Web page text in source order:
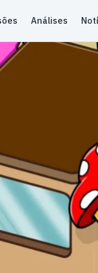
Análises